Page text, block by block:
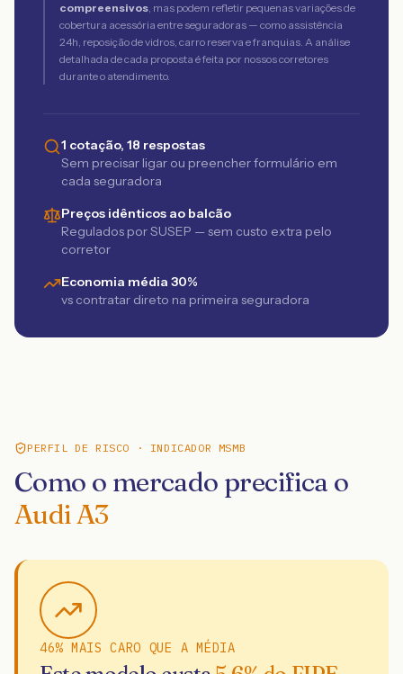
compreensivos, mas podem refletir pequenas variações de
cobertura acessória entre seguradoras — como assistência
24h, reposição de vidros, carro reserva e franquias. A análise
detalhada de cada proposta é feita por nossos corretores
durante o atendimento.
1 cotação, 18 respostas
Sem precisar ligar ou preencher formulário em
cada seguradora
Preços idênticos ao balcão
Regulados por SUSEP — sem custo extra pelo
corretor
Economia média 30%
vs contratar direto na primeira seguradora
PERFIL DE RISCO · INDICADOR MSMB
Como o mercado precifica o
Audi A3
46% MAIS CARO QUE A MÉDIA